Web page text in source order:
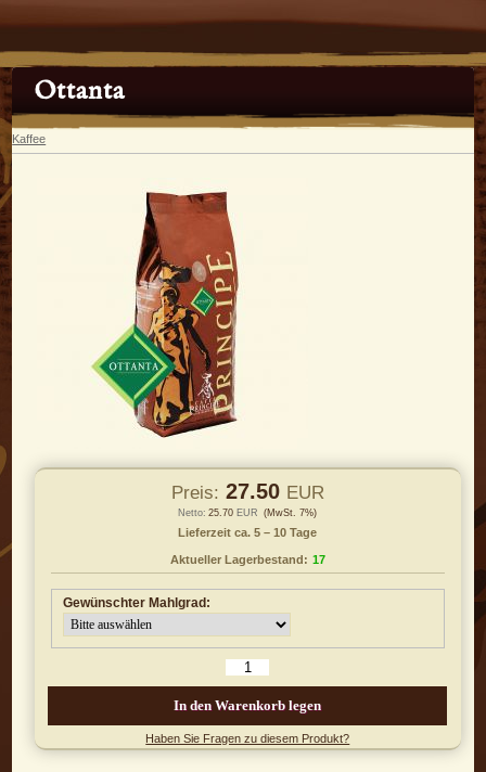
Ottanta
Kaffee
Preis: 27.50 EUR
Netto: 25.70 EUR (MwSt. 7%)
Lieferzeit ca. 5 – 10 Tage
Aktueller Lagerbestand: 17
Gewünschter Mahlgrad:
Haben Sie Fragen zu diesem Produkt?